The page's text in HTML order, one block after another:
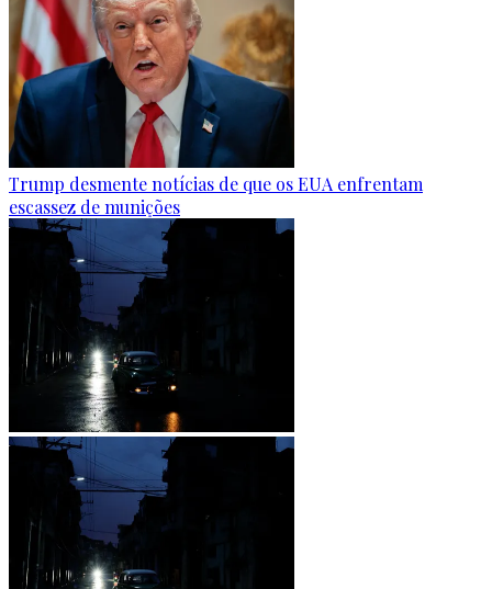
Trump desmente notícias de que os EUA enfrentam
escassez de munições